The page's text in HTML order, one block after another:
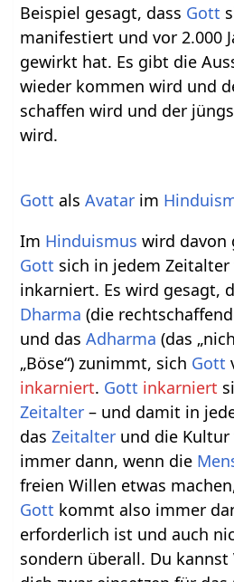
Beispiel gesagt, dass Gott
manifestiert und vor 2.000
gewirkt hat. Es gibt die
wieder kommen wird und
schaffen wird und der
wird.
Gott alsAvatar im
Im Hinduismus wird davon
Gott sich in jedem
inkarniert. Es wird gesagt,
Dharma (die
und dasAdharma (das
„Böse“) zunimmt, sich Gott
inkarniert. Gott inkarniert
Zeitalter – und damit in
dasZeitalter und die
immer dann, wenn die
freien Willen etwas
Gott kommt also immer
erforderlich ist und auch
sondern überall. Du